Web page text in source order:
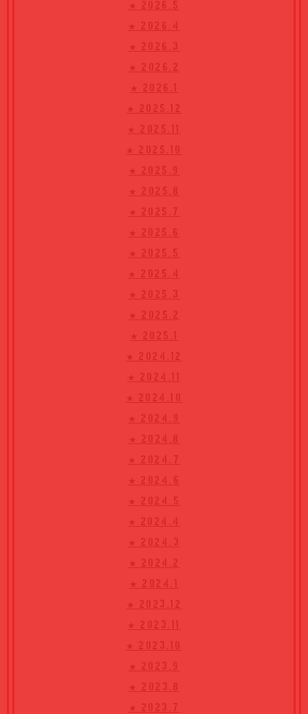
★ 2026.5
★ 2026.4
★ 2026.3
★ 2026.2
★ 2026.1
★ 2025.12
★ 2025.11
★ 2025.10
★ 2025.9
★ 2025.8
★ 2025.7
★ 2025.6
★ 2025.5
★ 2025.4
★ 2025.3
★ 2025.2
★ 2025.1
★ 2024.12
★ 2024.11
★ 2024.10
★ 2024.9
★ 2024.8
★ 2024.7
★ 2024.6
★ 2024.5
★ 2024.4
★ 2024.3
★ 2024.2
★ 2024.1
★ 2023.12
★ 2023.11
★ 2023.10
★ 2023.9
★ 2023.8
★ 2023.7